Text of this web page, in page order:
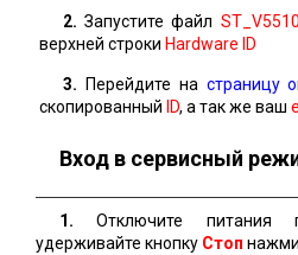
2. Запустите файл ST_V5510
верхней строки Hardware ID
3. Перейдите на страницу
скопированный ID, а так же ваш
Вход в сервисный
1. Отключите питания
удерживайте кнопку Стоп